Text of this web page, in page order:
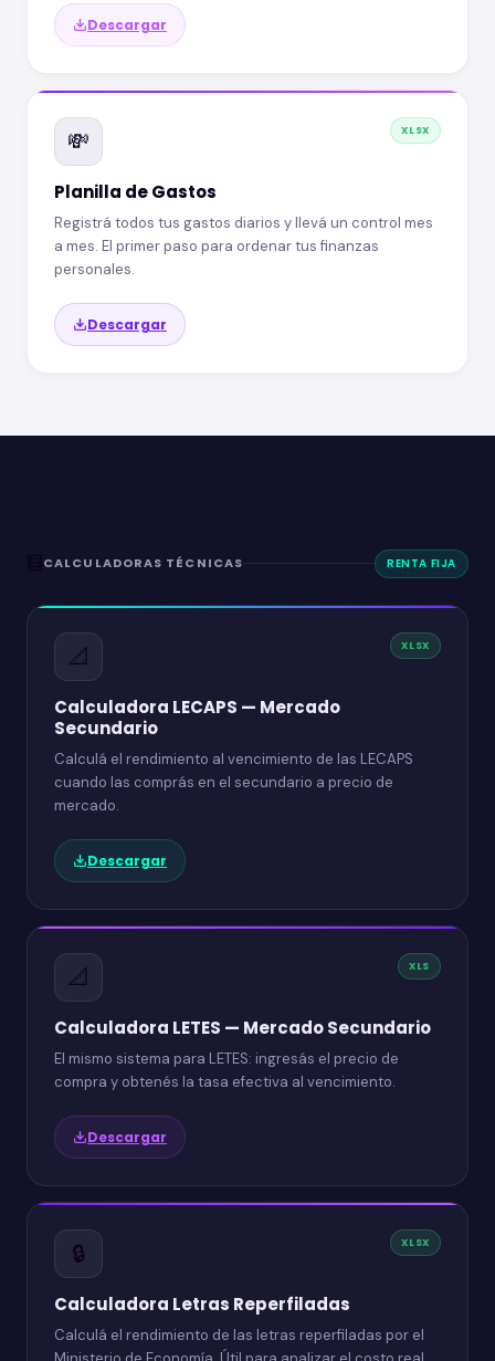
Descargar
💸 XLSX
Planilla de Gastos
Registrá todos tus gastos diarios y llevá un control mes
a mes. El primer paso para ordenar tus finanzas
personales.
Descargar
CALCULADORAS TÉCNICAS RENTA FIJA
📐 XLSX
Calculadora LECAPS — Mercado
Secundario
Calculá el rendimiento al vencimiento de las LECAPS
cuando las comprás en el secundario a precio de
mercado.
Descargar
📐 XLS
Calculadora LETES — Mercado Secundario
El mismo sistema para LETES: ingresás el precio de
compra y obtenés la tasa efectiva al vencimiento.
Descargar
🔒 XLSX
Calculadora Letras Reperfiladas
Calculá el rendimiento de las letras reperfiladas por el